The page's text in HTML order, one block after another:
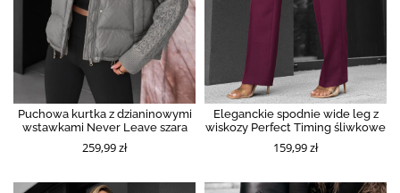
Puchowa kurtka z dzianinowymi
wstawkami Never Leave szara
259,99 zł
Eleganckie spodnie wide leg z
wiskozy Perfect Timing śliwkowe
159,99 zł